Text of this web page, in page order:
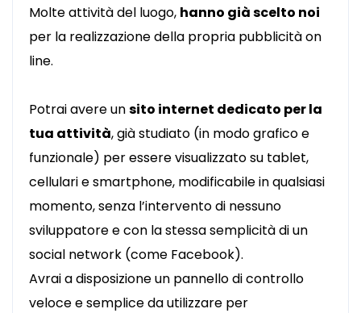
Molte attività del luogo, hanno già scelto noi
per la realizzazione della propria pubblicità on
line.
Potrai avere unsito internet dedicato per la
tua attività, già studiato (in modo grafico e
funzionale) per essere visualizzato su tablet,
cellulari e smartphone, modificabile in qualsiasi
momento, senza l’intervento di nessuno
sviluppatore e con la stessa semplicità di un
social network (come Facebook).
Avrai a disposizione un pannello di controllo
veloce e semplice da utilizzare per